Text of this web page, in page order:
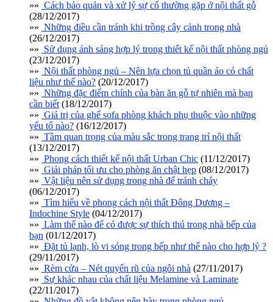
»» Cách bảo quản và xử lý sự cố thường gặp ở nội thất gỗ
(28/12/2017)
»» Những điều cần tránh khi trồng cây cảnh trong nhà
(26/12/2017)
»» Sử dụng ánh sáng hợp lý trong thiết kế nội thất phòng ngủ
(23/12/2017)
»» Nội thất phòng ngủ – Nên lựa chọn tủ quần áo có chất
liệu như thế nào? (20/12/2017)
»» Những đặc điểm chính của bàn ăn gỗ tự nhiên mà bạn
cần biết (18/12/2017)
»» Giá trị của ghế sofa phòng khách phụ thuộc vào những
yếu tố nào? (16/12/2017)
»» Tầm quan trọng của màu sắc trong trang trí nội thất
(13/12/2017)
»» Phong cách thiết kế nội thất Urban Chic (11/12/2017)
»» Giải pháp tối ưu cho phòng ăn chật hẹp (08/12/2017)
»» Vật liệu nên sử dụng trong nhà để tránh cháy
(06/12/2017)
»» Tìm hiểu về phong cách nội thất Đông Dương –
Indochine Style (04/12/2017)
»» Làm thế nào để có được sự thích thú trong nhà bếp của
bạn (01/12/2017)
»» Đặt tủ lạnh, lò vi sóng trong bếp như thế nào cho hợp lý ?
(29/11/2017)
»» Rèm cửa – Nét quyến rũ của ngôi nhà (27/11/2017)
»» Sự khác nhau của chất liệu Melamine và Laminate
(22/11/2017)